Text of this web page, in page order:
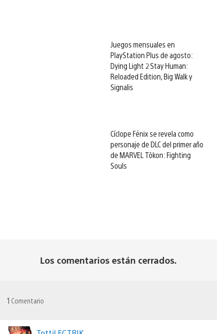
Juegos mensuales en
PlayStation Plus de agosto:
Dying Light 2 Stay Human:
Reloaded Edition, Big Walk y
Signalis
Cíclope Fénix se revela como
personaje de DLC del primer año
de MARVEL Tōkon: Fighting
Souls
Los comentarios están cerrados.
1 Comentario